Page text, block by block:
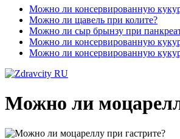
Можно ли консервированную
Можно ли щавель при колите?
Можно ли сыр брынзу при
Можно ли консервированную
Можно ли консервированную
Можно ли